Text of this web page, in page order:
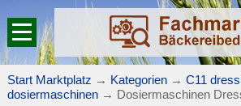
Start Marktplatz → Kategorien → C11
dosiermaschinen → Dosiermaschinen